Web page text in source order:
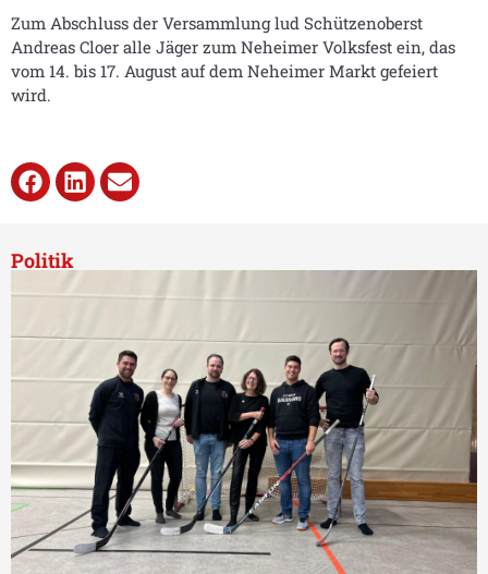
Zum Abschluss der Versammlung lud Schützenoberst
Andreas Cloer alle Jäger zum Neheimer Volksfest ein, das
vom 14. bis 17. August auf dem Neheimer Markt gefeiert
wird.
Politik